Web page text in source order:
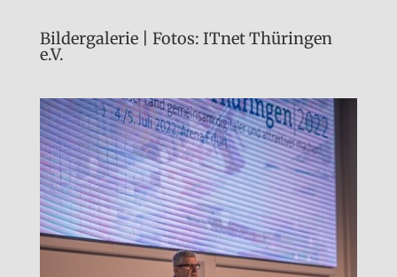
Bildergalerie | Fotos: ITnet Thüringen
e.V.